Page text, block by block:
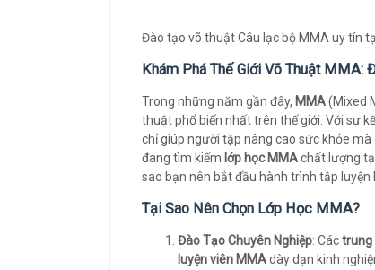
Đào tạo võ thuật Câu lạc bộ MMA uy tín
Khám Phá Thế Giới Võ Thuật MMA:
Trong những năm gần đây, MMA(Mixed
thuật phổ biến nhất trên thế giới. Với sự
chỉ giúp người tập nâng cao sức khỏe
đang tìm kiếm lớp học MMAchất lượng
sao bạn nên bắt đầu hành trình tập luyện
Tại Sao Nên Chọn Lớp Học MMA?
Đào Tạo Chuyên Nghiệp: Cáctrung
luyện viên MMAdày dạn kinh